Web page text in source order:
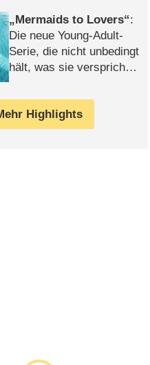
Mermaids to Lovers :
Die neue Young-Adult-
Serie, die nicht unbedingt
hält, was sie verspricht –
Highlights